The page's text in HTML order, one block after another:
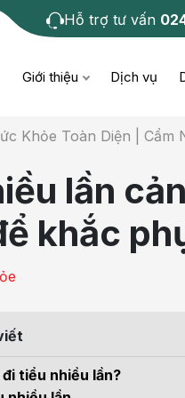
Hỗ trợ tư vấn
Giới thiệu Dịch vụ
khớp
ung thư
can thiệp
bài tư
Khỏe Toàn Diện | Cẩm
lần
khắc
tiểu nhiều lần?